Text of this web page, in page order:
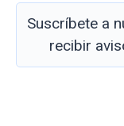
Suscríbete a
recibir